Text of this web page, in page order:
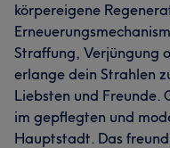
körpereigene
Straffung, Verjüngung
erlange dein Strahlen
Liebsten und Freunde.
im gepflegten und
Hauptstadt. Das